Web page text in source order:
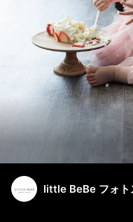
little BeBe フォト